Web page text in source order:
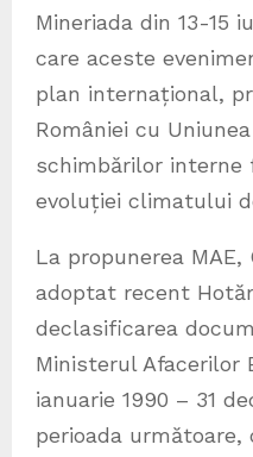
Mineriada din 13-15
care aceste
plan internațional,
României cu
schimbărilor interne
evoluției climatului
La propunerea MAE,
adoptat recent
declasificarea
Ministerul Afacerilor
ianuarie 1990 – 31
perioada